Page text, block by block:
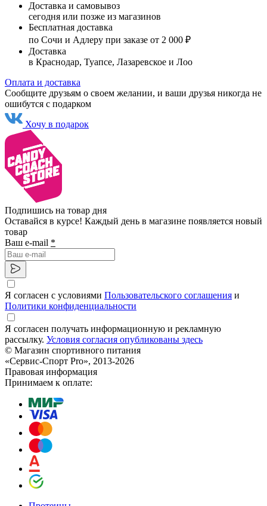
Доставка и самовывоз
сегодня или позже из магазинов
Бесплатная доставка
по Сочи и Адлеру при заказе от 2 000 ₽
Доставка
в Краснодар, Туапсе, Лазаревское и Лоо
Оплата и доставка
Сообщите друзьям о своем желании, и ваши друзья никогда не
ошибутся с подарком
Хочу в подарок
Подпишись на товар дня
Оставайся в курсе! Каждый день в магазине появляется новый
товар
Ваш e-mail *
Я согласен с условиями Пользовательского соглашения и
Политики конфиденциальности
Я согласен получать информационную и рекламную
рассылку. Условия согласия опубликованы здесь
© Магазин спортивного питания
«Сервис-Спорт Pro», 2013-2026
Правовая информация
Принимаем к оплате: